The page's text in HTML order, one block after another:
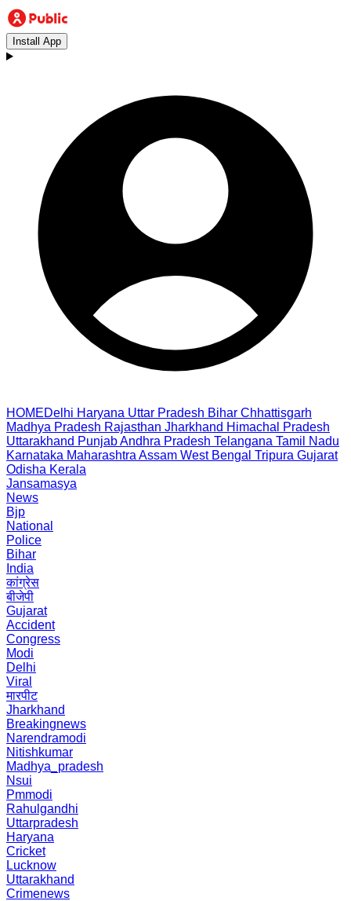
Install App
HOMEDelhi Haryana Uttar Pradesh Bihar Chhattisgarh
Madhya Pradesh Rajasthan Jharkhand Himachal Pradesh
Uttarakhand PunjabAndhra Pradesh Telangana Tamil Nadu
Karnataka Maharashtra Assam West Bengal Tripura Gujarat
Odisha Kerala
Jansamasya
News
Bjp
National
Police
Bihar
India
कांग्रेस
बीजेपी
Gujarat
Accident
Congress
Modi
Delhi
Viral
मारपीट
Jharkhand
Breakingnews
Narendramodi
Nitishkumar
Madhya_pradesh
Nsui
Pmmodi
Rahulgandhi
Uttarpradesh
Haryana
Cricket
Lucknow
Uttarakhand
Crimenews